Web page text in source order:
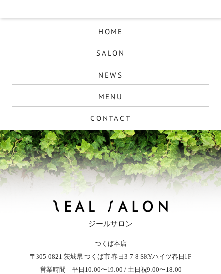
HOME
SALON
NEWS
MENU
CONTACT
ZEAL SALON - ジールサロン
ジールサロン
つくば本店
〒305-0821 茨城県 つくば市 春日3-7-8 SKYハイツ春日1F
営業時間 平日10:00〜19:00 / 土日祝9:00〜18:00